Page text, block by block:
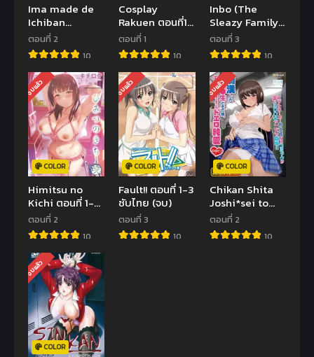
Ima made de
Ichiban
Yokatta Sex
The Animation
ตอนที่1-2 ซับไทย
(จบ)
ตอนที่ 2
10
Cosplay
Rakuen ตอนที่1
ซับไทย (จบ)
ตอนที่ 1
10
Inbo (The
Sleazy Family)
(SS1) ตอนที่1-3
ซับไทย (จบ)
ตอนที่ 3
10
จบแล้ว
COLOR
Himitsu no
Kichi ตอนที่ 1-2
ซับไทย (จบ)
ตอนที่ 2
10
จบแล้ว
COLOR
Fault!! ตอนที่ 1-3
ซับไทย (จบ)
ตอนที่ 3
10
จบแล้ว
COLOR
Chikan Shita
Joshi*sei to
Sonogo,
Musabori Au
Youna Doero
ตอนที่ 2
10
จบแล้ว
COLOR